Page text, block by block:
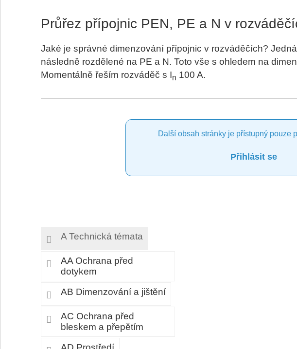
Průřez přípojnic PEN, PE a N v
Jaké je správné dimenzování přípojnic v rozváděčích?
následně rozdělené na PE a N. Toto vše s ohledem na
Momentálně řeším rozváděč s In 100 A.
Další obsah stránky je přístupný pouze
Přihlásit se
A Technická témata
AA Ochrana před
dotykem
AB Dimenzování a jištění
AC Ochrana před
bleskem a přepětím